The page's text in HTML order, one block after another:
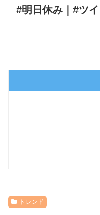
#明日休み｜#ツ
トレンド